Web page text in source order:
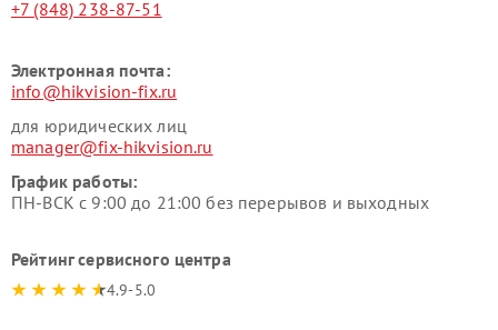
+7 (848) 238-87-51
Электронная почта:
info@hikvision-fix.ru
для юридических лиц
manager@fix-hikvision.ru
График работы:
ПН-ВСК с 9:00 до 21:00 без перерывов и выходных
Рейтинг сервисного центра
4.9-5.0